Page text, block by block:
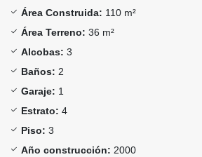
Área Construida: 110 m²
Área Terreno: 36 m²
Alcobas: 3
Baños: 2
Garaje: 1
Estrato: 4
Piso: 3
Año construcción: 2000